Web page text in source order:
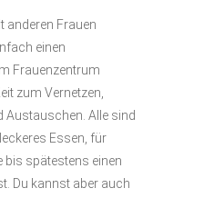
anderen Frauen
einen
Frauenzentrum
zum Vernetzen,
Austauschen. Alle sind
Essen, für
bis spätestens einen
Du kannst aber auch